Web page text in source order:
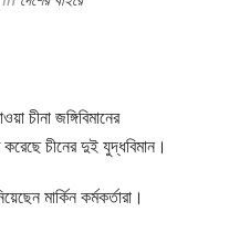
করেছে চীনের দুই যুদ্ধবিমান।
মার্কিন কর্মকর্তারা।